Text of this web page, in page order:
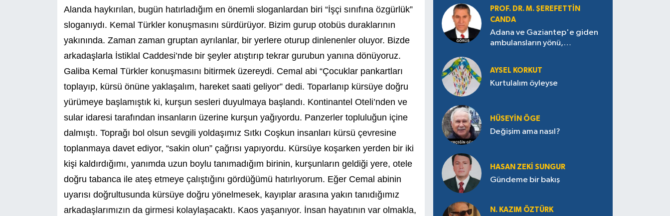
Alanda haykırılan, bugün hatırladığım en önemli sloganlardan biri “İşçi sınıfına özgürlük”
sloganıydı. Kemal Türkler konuşmasını sürdürüyor. Bizim gurup otobüs duraklarının
yakınında. Zaman zaman gruptan ayrılanlar, bir yerlere oturup dinlenenler oluyor. Bizde
arkadaşlarla İstiklal Caddesi’nde bir şeyler atıştırıp tekrar gurubun yanına dönüyoruz.
Galiba Kemal Türkler konuşmasını bitirmek üzereydi. Cemal abi “Çocuklar pankartları
toplayıp, kürsü önüne yaklaşalım, hareket saati geliyor” dedi. Toparlanıp kürsüye doğru
yürümeye başlamıştık ki, kurşun sesleri duyulmaya başlandı. Kontinantel Oteli’nden ve
sular idaresi tarafından insanların üzerine kurşun yağıyordu. Panzerler topluluğun içine
dalmıştı. Toprağı bol olsun sevgili yoldaşımız Sıtkı Coşkun insanları kürsü çevresine
toplanmaya davet ediyor, “sakin olun” çağrısı yapıyordu. Kürsüye koşarken yerden bir iki
kişi kaldırdığımı, yanımda uzun boylu tanımadığım birinin, kurşunların geldiği yere, otele
doğru tabanca ile ateş etmeye çalıştığını gördüğümü hatırlıyorum. Eğer Cemal abinin
uyarısı doğrultusunda kürsüye doğru yönelmesek, kayıplar arasına yakın tanıdığımız
arkadaşlarımızın da girmesi kolaylaşacaktı. Kaos yaşanıyor. İnsan hayatının var olmakla,
PROF. DR. M. ŞEREFETTIN
CANDA
Adana ve Gaziantep'e giden
ambulansların yönü,
AYSEL KORKUT
Kurtulalım öyleyse
HÜSEYIN ÖGE
Değişim ama nasıl?
HASAN ZEKI SUNGUR
Gündeme bir bakış
N. KAZIM ÖZTÜRK